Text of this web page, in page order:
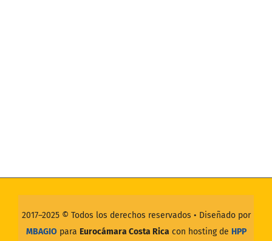
2017–2025 © Todos los derechos reservados • Diseñado por
MBAGIOpara Eurocámara Costa Ricacon hosting de HPP